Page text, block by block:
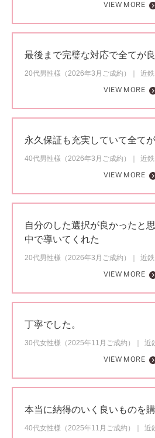
VIEW MORE
最後まで完璧な対応で全てが
20代男性様（2026年3月ご成約）
近
VIEW MORE
永久保証も充実していて全てが
40代男性様（2026年3月ご成約）
近
VIEW MORE
自分のした選択が良かったと
中で導いてくれた
20代男性様（2026年3月ご成約）
近
VIEW MORE
丁寧でした。
30代女性様（2025年11月ご成約）
近
VIEW MORE
本当に納得のいく良いものを
40代女性様（2025年11月ご成約）
近